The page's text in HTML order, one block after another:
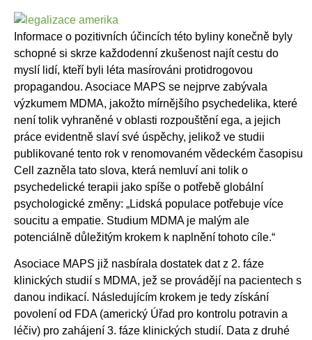
Informace o pozitivních účincích této byliny konečně byly
schopné si skrze každodenní zkušenost najít cestu do
myslí lidí, kteří byli léta masírováni protidrogovou
propagandou. Asociace MAPS se nejprve zabývala
výzkumem MDMA, jakožto mírnějšího psychedelika, které
není tolik vyhraněné v oblasti rozpouštění ega, a jejich
práce evidentně slaví své úspěchy, jelikož ve studii
publikované tento rok v renomovaném vědeckém časopisu
Cell zazněla tato slova, která nemluví ani tolik o
psychedelické terapii jako spíše o potřebě globální
psychologické změny: „Lidská populace potřebuje více
soucitu a empatie. Studium MDMA je malým ale
potenciálně důležitým krokem k naplnění tohoto cíle.“
Asociace MAPS již nasbírala dostatek dat z 2. fáze
klinických studií s MDMA, jež se provádějí na pacientech s
danou indikací. Následujícím krokem je tedy získání
povolení od FDA (americký Úřad pro kontrolu potravin a
léčiv) pro zahájení 3. fáze klinických studií. Data z druhé